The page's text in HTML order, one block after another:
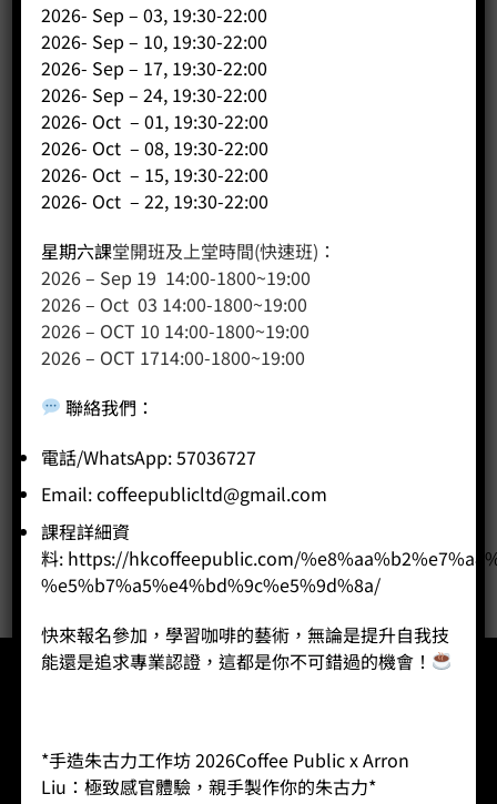
客戶服務
聯絡我們
網站地圖
友站連結
產品分類
咖啡課程
咖啡機
咖啡器具品牌
WPM咖啡系列
奶茶
登入 會員登記 忘記密碼 運費查詢 聯絡我們
ⓒ2026 Coffee Public Limited. All Rights Reserved.
2026- Sep – 03, 19:30-22:00
2026- Sep – 10, 19:30-22:00
2026- Sep – 17, 19:30-22:00
2026- Sep – 24, 19:30-22:00
2026- Oct – 01, 19:30-22:00
2026- Oct – 08, 19:30-22:00
2026- Oct – 15, 19:30-22:00
2026- Oct – 22, 19:30-22:00
星期六課堂開班及上堂時間(快速班)：
2026 – Sep 19 14:00-1800~19:00
2026 – Oct 03 14:00-1800~19:00
2026 – OCT 10 14:00-1800~19:00
2026 – OCT 1714:00-1800~19:00
聯絡我們 ：
電話/WhatsApp: 57036727
Email:coffeepublicltd@gmail.com
課程詳細資
料: https://hkcoffeepublic.com/
%e5%b7%a5%e4%bd%9c%e5%9d%8a/
快來報名參加，學習咖啡的藝術，無論是提升自我技
能還是追求專業認證，這都是你不可錯過的機會！
*手造朱古力工作坊 2026Coffee Public x Arron
Liu：極致感官體驗，親手製作你的朱古力*